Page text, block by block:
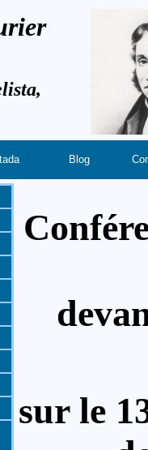
Blog
sur le